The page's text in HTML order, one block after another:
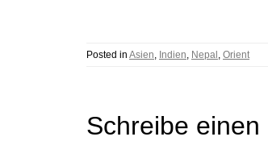
Posted in Asien, Indien, Nepal , Orient
Schreibe